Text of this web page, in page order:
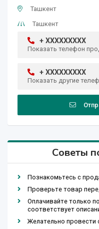
Ташкент
Ташкент
+ XXXXXXXXX
Показать телефон
+ XXXXXXXXX
Показать другие
Советы
Познакомьтесь с
Проверьте товар
Оплачивайте только
соответствует
Желательно провести